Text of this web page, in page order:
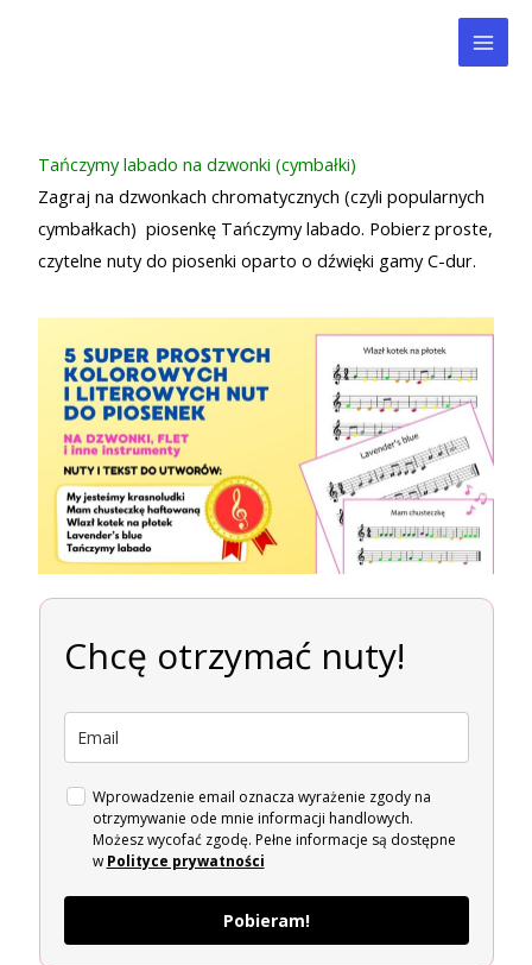
Tańczymy labado na dzwonki (cymbałki)
Zagraj na dzwonkach chromatycznych (czyli popularnych
cymbałkach) piosenkę Tańczymy labado. Pobierz proste,
czytelne nuty do piosenki oparto o dźwięki gamy C-dur.
Chcę otrzymać nuty!
Wprowadzenie email oznacza wyrażenie zgody na
otrzymywanie ode mnie informacji handlowych.
Możesz wycofać zgodę. Pełne informacje są dostępne
w Polityce prywatności
Pobieram!